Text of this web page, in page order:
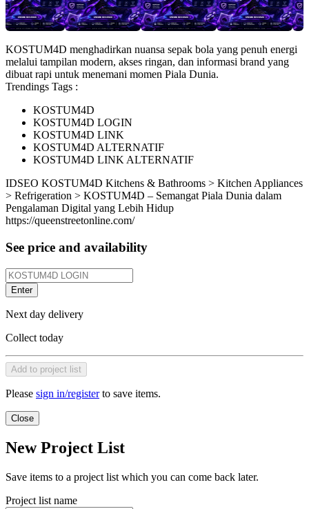
KOSTUM4D menghadirkan nuansa sepak bola yang penuh energi
melalui tampilan modern, akses ringan, dan informasi brand yang
dibuat rapi untuk menemani momen Piala Dunia.
Trendings Tags :
KOSTUM4D
KOSTUM4D LOGIN
KOSTUM4D LINK
KOSTUM4D ALTERNATIF
KOSTUM4D LINK ALTERNATIF
IDSEO KOSTUM4D Kitchens & Bathrooms > Kitchen Appliances
> Refrigeration > KOSTUM4D – Semangat Piala Dunia dalam
Pengalaman Digital yang Lebih Hidup
https://queenstreetonline.com/
See price and availability
Enter
Next day delivery
Collect today
Add to project list
Please sign in/registerto save items.
Close
New Project List
Save items to a project list which you can come back later.
Project list name